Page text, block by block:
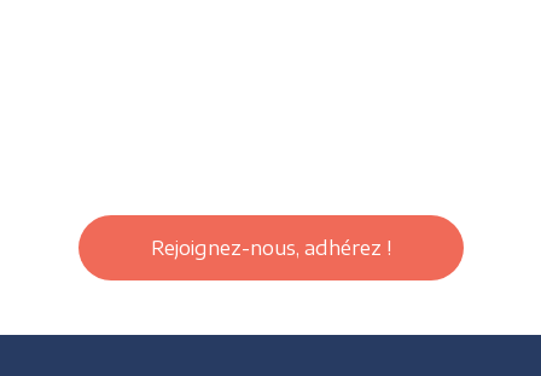
Rejoignez-nous, adhérez !